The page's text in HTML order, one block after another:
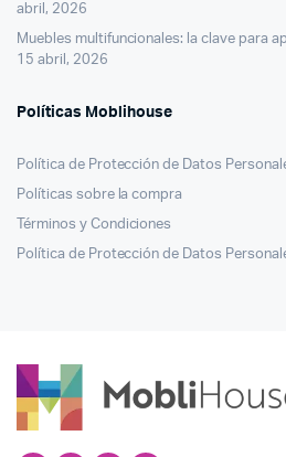
abril, 2026
Muebles multifuncionales: la clave para
15 abril, 2026
Políticas Moblihouse
Política de Protección de Datos
Políticas sobre la compra
Términos y Condiciones
Política de Protección de Datos